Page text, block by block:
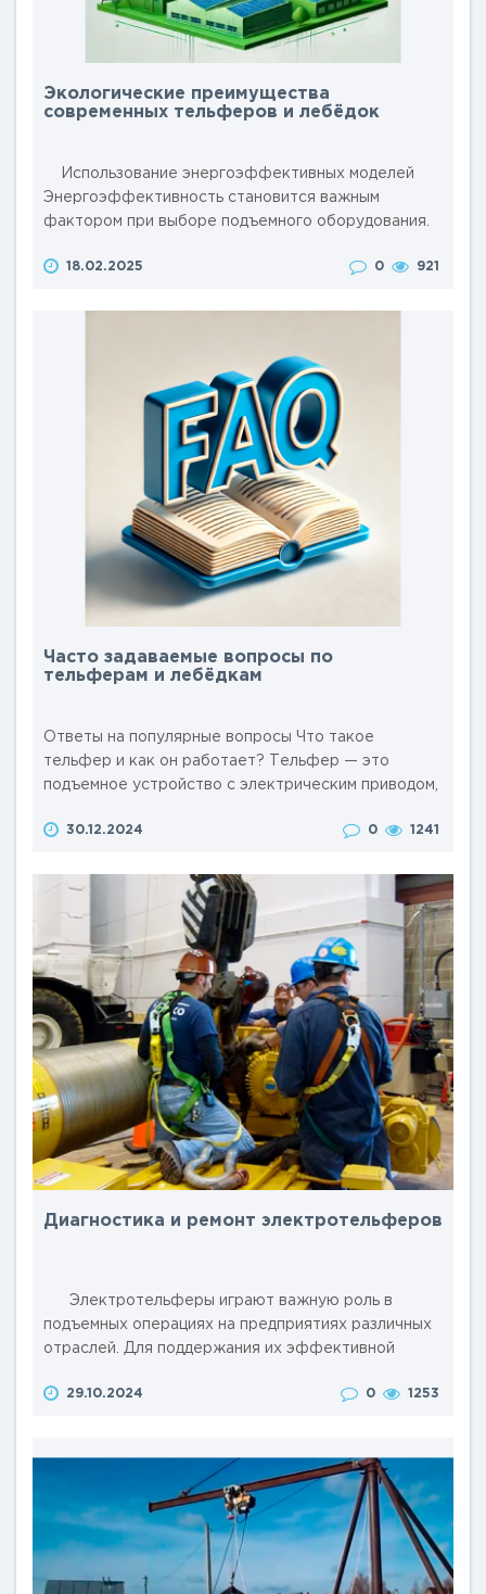
Экологические преимущества
современных тельферов и лебёдок
Использование энергоэффективных моделей
Энергоэффективность становится важным
фактором при выборе подъемного оборудования.
использованием передовых технологий,
использования инверторных приводов, энергосб..
18.02.2025 0 921
Часто задаваемые вопросы по
тельферам и лебёдкам
Ответы на популярные вопросы Что такое
тельфер и как он работает? Тельфер — это
подъемное устройство с электрическим приводом,
грузов. Оно включает электродвигатель, редуктор,
управления. Электродвигатель приводит в
действие редуктор, который передает усилие на
подъемный механизм (подробнее в статье по ссы..
30.12.2024 0 1241
Диагностика и ремонт электротельферов
Электротельферы играют важную роль в
подъемных операциях на предприятиях различных
отраслей. Для поддержания их эффективной
регулярная диагностика и своевременный ремонт.
Основные этапы диагностики &nb..
29.10.2024 0 1253